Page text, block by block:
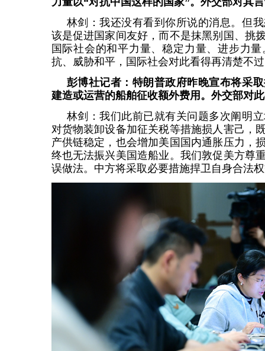
林剑：我还没有看到你所说的消息。但
该是促进国家间友好，而不是抹黑别国、挑
国际社会的和平力量、稳定力量、进步力
抗、威胁和平，国际社会对此看得再清楚不
彭博社记者：特朗普政府昨晚宣布将采
建造或运营的船舶征收额外费用。外交部对
林剑：我们此前已就有关问题多次阐明
对货物装卸设备加征关税等措施损人害己，
产供链稳定，也会增加美国国内通胀压力，
终也无法振兴美国造船业。我们敦促美方尊
误做法。中方将采取必要措施捍卫自身合法